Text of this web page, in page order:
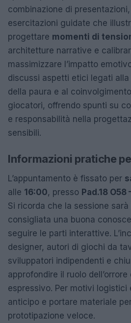
combinazione di presentazioni,
esercitazioni guidate che
progettare momenti di
architetture narrative e
massimizzare l’impatto
discussi aspetti etici legati
della paura e al
giocatori, offrendo spunti su
e responsabilità nella
sensibili.
Informazioni pratiche
L’appuntamento è fissato per
alle 16:00, presso Pad.18
Si ricorda che la sessione sarà
consigliata una buona
seguire le parti interattive.
designer, autori di giochi da
sviluppatori indipendenti e
approfondire il ruolo
espressivo. Per motivi logistici
anticipo e portare materiale
prototipazione veloce.